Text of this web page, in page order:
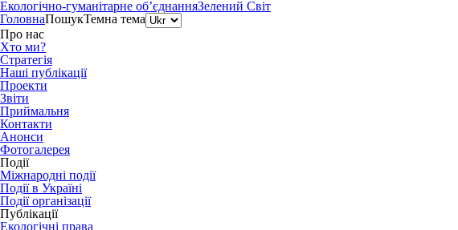
Екологічно-гуманітарне об’єднанняЗелений Світ
ГоловнаПошукТемна тема
Про нас
Хто ми?
Стратегія
Наші публікації
Проекти
Звіти
Приймальня
Контакти
Анонси
Фотогалерея
Події
Міжнародні події
Події в Україні
Події організації
Публікації
Екологічні права